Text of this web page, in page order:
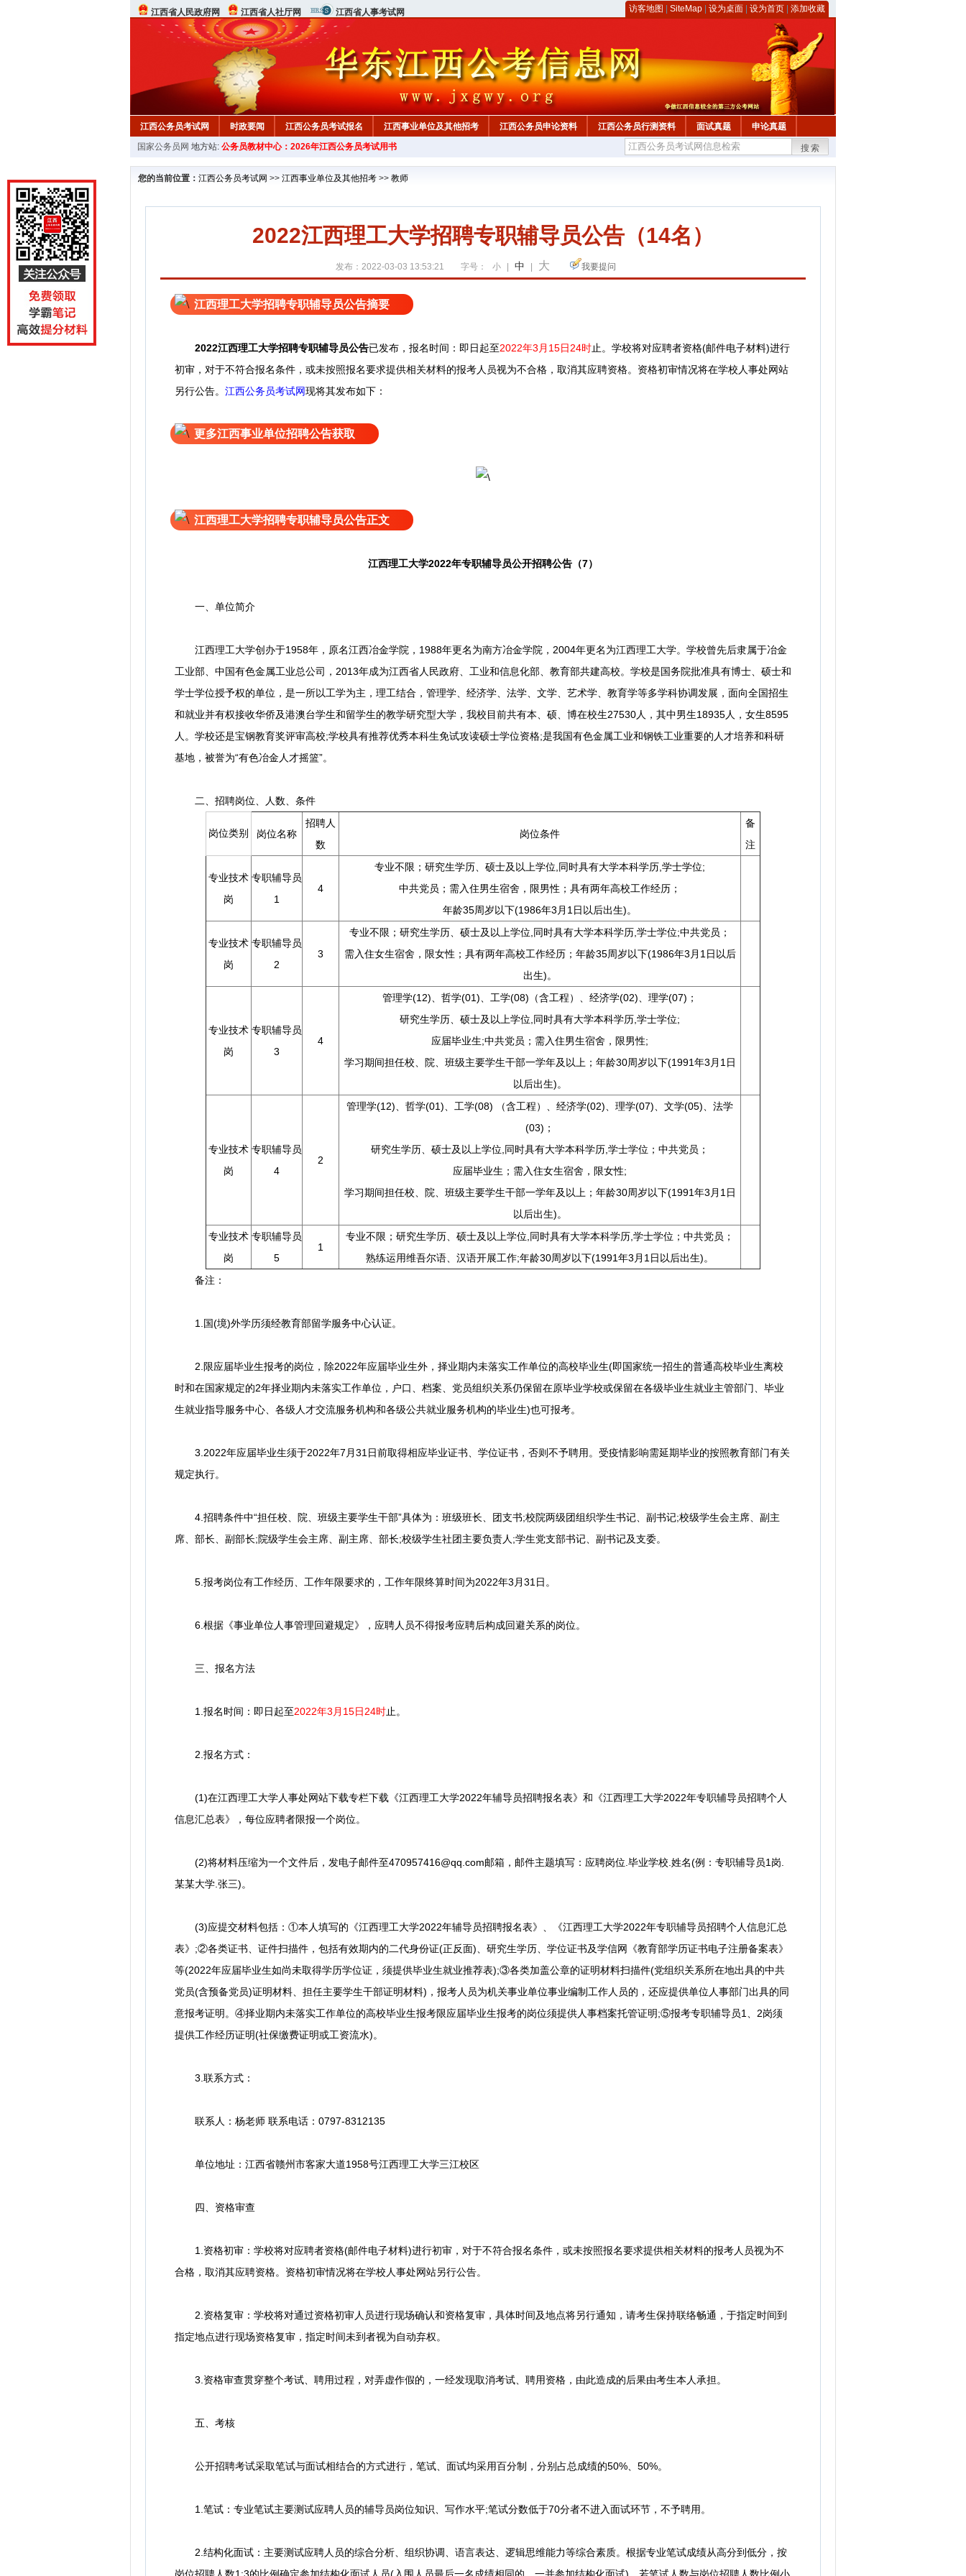
江西省人民政府网 江西省人社厅网 江西省人事考试网 访客地图 SiteMap 设为桌面 设为首页 添加收藏
江西公务员考试网 时政要闻 江西公务员考试报名 江西事业单位及其他招考 江西公务员申论资料 江西公务员行测资料 面试真题 申论真题
行测真题 在线咨询 教材中心
国家公务员网 地方站: 公务员教材中心：2026年江西公务员考试用书 搜索
您的当前位置： 江西公务员考试网 >> 江西事业单位及其他招考 >> 教师
2022江西理工大学招聘专职辅导员公告（14名）
发布：2022-03-03 13:53:21 字号： 小 中 大 我要提问
江西理工大学招聘专职辅导员公告摘要
2022江西理工大学招聘专职辅导员公告已发布， 报名时间：即日起至2022年3月15日24时止。 学校将对应聘者资格(邮件电子材料)进行
初审，对于不符合报名条件，或未按照报名要求提供相关材料的报考人员视为不合格，取消其应聘资格。资格初审情况将在学校人事处网站
另行公告。 江西公务员考试网现将其发布如下：
更多江西事业单位招聘公告获取
江西理工大学招聘专职辅导员公告正文
江西理工大学2022年专职辅导员公开招聘公告（7）
一、单位简介
江西理工大学创办于1958年，原名江西冶金学院，1988年更名为南方冶金学院，2004年更名为江西理工大学。学校曾先后隶属于冶金
工业部、中国有色金属工业总公司，2013年成为江西省人民政府、工业和信息化部、教育部共建高校。学校是国务院批准具有博士、硕士和
学士学位授予权的单位，是一所以工学为主，理工结合，管理学、经济学、法学、文学、艺术学、教育学等多学科协调发展，面向全国招生
和就业并有权接收华侨及港澳台学生和留学生的教学研究型大学，我校目前共有本、硕、博在校生27530人，其中男生18935人，女生8595
人。学校还是宝钢教育奖评审高校;学校具有推荐优秀本科生免试攻读硕士学位资格;是我国有色金属工业和钢铁工业重要的人才培养和科研
基地，被誉为“有色冶金人才摇篮”。
二、招聘岗位、人数、条件
岗位类别 岗位名称
招聘人
数
岗位条件
备
注
专业技术
岗
专职辅导员
1
4
专业不限；研究生学历、硕士及以上学位,同时具有大学本科学历,学士学位;
中共党员；需入住男生宿舍，限男性；具有两年高校工作经历；
年龄35周岁以下(1986年3月1日以后出生)。
专业技术
岗
专职辅导员
2
3
专业不限；研究生学历、硕士及以上学位,同时具有大学本科学历,学士学位;中共党员；
需入住女生宿舍，限女性；具有两年高校工作经历；年龄35周岁以下(1986年3月1日以后
出生)。
专业技术
岗
专职辅导员
3
4
管理学(12)、哲学(01)、工学(08)（含工程）、经济学(02)、理学(07)；
研究生学历、硕士及以上学位,同时具有大学本科学历,学士学位;
应届毕业生;中共党员；需入住男生宿舍，限男性;
学习期间担任校、院、班级主要学生干部一学年及以上；年龄30周岁以下(1991年3月1日
以后出生)。
专业技术
岗
专职辅导员
4
2
管理学(12)、哲学(01)、工学(08) （含工程）、经济学(02)、理学(07)、文学(05)、法学
(03)；
研究生学历、硕士及以上学位,同时具有大学本科学历,学士学位；中共党员；
应届毕业生；需入住女生宿舍，限女性;
学习期间担任校、院、班级主要学生干部一学年及以上；年龄30周岁以下(1991年3月1日
以后出生)。
专业技术
岗
专职辅导员
5
1
专业不限；研究生学历、硕士及以上学位,同时具有大学本科学历,学士学位；中共党员；
熟练运用维吾尔语、汉语开展工作;年龄30周岁以下(1991年3月1日以后出生)。
备注：
1.国(境)外学历须经教育部留学服务中心认证。
2.限应届毕业生报考的岗位，除2022年应届毕业生外，择业期内未落实工作单位的高校毕业生(即国家统一招生的普通高校毕业生离校
时和在国家规定的2年择业期内未落实工作单位，户口、档案、党员组织关系仍保留在原毕业学校或保留在各级毕业生就业主管部门、毕业
生就业指导服务中心、各级人才交流服务机构和各级公共就业服务机构的毕业生)也可报考。
3.2022年应届毕业生须于2022年7月31日前取得相应毕业证书、学位证书，否则不予聘用。受疫情影响需延期毕业的按照教育部门有关
规定执行。
4.招聘条件中“担任校、院、班级主要学生干部”具体为：班级班长、团支书;校院两级团组织学生书记、副书记;校级学生会主席、副主
席、部长、副部长;院级学生会主席、副主席、部长;校级学生社团主要负责人;学生党支部书记、副书记及支委。
5.报考岗位有工作经历、工作年限要求的，工作年限终算时间为2022年3月31日。
6.根据《事业单位人事管理回避规定》，应聘人员不得报考应聘后构成回避关系的岗位。
三、报名方法
1.报名时间：即日起至2022年3月15日24时止。
2.报名方式：
(1)在江西理工大学人事处网站下载专栏下载《江西理工大学2022年辅导员招聘报名表》和《江西理工大学2022年专职辅导员招聘个人
信息汇总表》，每位应聘者限报一个岗位。
(2)将材料压缩为一个文件后，发电子邮件至470957416@qq.com邮箱，邮件主题填写：应聘岗位.毕业学校.姓名(例：专职辅导员1岗.
某某大学.张三)。
(3)应提交材料包括：①本人填写的《江西理工大学2022年辅导员招聘报名表》、《江西理工大学2022年专职辅导员招聘个人信息汇总
表》;②各类证书、证件扫描件，包括有效期内的二代身份证(正反面)、研究生学历、学位证书及学信网《教育部学历证书电子注册备案表》
等(2022年应届毕业生如尚未取得学历学位证，须提供毕业生就业推荐表);③各类加盖公章的证明材料扫描件(党组织关系所在地出具的中共
党员(含预备党员)证明材料、担任主要学生干部证明材料)，报考人员为机关事业单位事业编制工作人员的，还应提供单位人事部门出具的同
意报考证明。④择业期内未落实工作单位的高校毕业生报考限应届毕业生报考的岗位须提供人事档案托管证明;⑤报考专职辅导员1、2岗须
提供工作经历证明(社保缴费证明或工资流水)。
3.联系方式：
联系人：杨老师 联系电话：0797-8312135
单位地址：江西省赣州市客家大道1958号江西理工大学三江校区
四、资格审查
1.资格初审：学校将对应聘者资格(邮件电子材料)进行初审，对于不符合报名条件，或未按照报名要求提供相关材料的报考人员视为不
合格，取消其应聘资格。资格初审情况将在学校人事处网站另行公告。
2.资格复审：学校将对通过资格初审人员进行现场确认和资格复审，具体时间及地点将另行通知，请考生保持联络畅通，于指定时间到
指定地点进行现场资格复审，指定时间未到者视为自动弃权。
3.资格审查贯穿整个考试、聘用过程，对弄虚作假的，一经发现取消考试、聘用资格，由此造成的后果由考生本人承担。
五、考核
公开招聘考试采取笔试与面试相结合的方式进行，笔试、面试均采用百分制，分别占总成绩的50%、50%。
1.笔试：专业笔试主要测试应聘人员的辅导员岗位知识、写作水平;笔试分数低于70分者不进入面试环节，不予聘用。
2.结构化面试：主要测试应聘人员的综合分析、组织协调、语言表达、逻辑思维能力等综合素质。根据专业笔试成绩从高分到低分，按